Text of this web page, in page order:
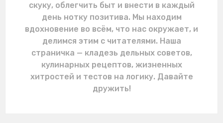
скуку, облегчить быт и внести в каждый
день нотку позитива. Мы находим
вдохновение во всём, что нас окружает, и
делимся этим с читателями. Наша
страничка — кладезь дельных советов,
кулинарных рецептов, жизненных
хитростей и тестов на логику. Давайте
дружить!